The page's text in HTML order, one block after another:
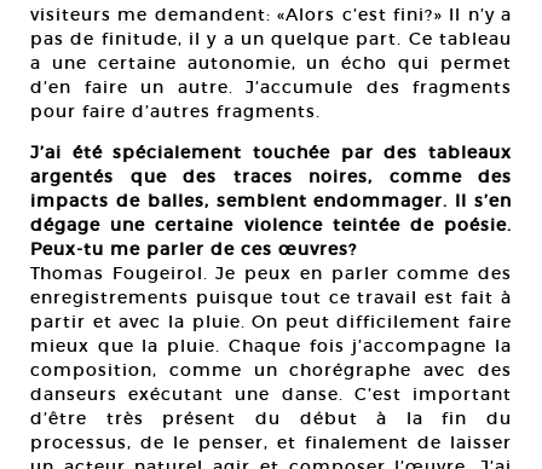
visiteurs me demandent: «Alors c’est fini?» Il n’y a
pas de finitude, il y a un quelque part. Ce tableau
a une certaine autonomie, un écho qui permet
d’en faire un autre. J’accumule des fragments
pour faire d’autres fragments.
J’ai été spécialement touchée par des tableaux
argentés que des traces noires, comme des
impacts de balles, semblent endommager. Il s’en
dégage une certaine violence teintée de poésie.
Peux-tu me parler de ces œuvres?
Thomas Fougeirol. Je peux en parler comme des
enregistrements puisque tout ce travail est fait à
partir et avec la pluie. On peut difficilement faire
mieux que la pluie. Chaque fois j’accompagne la
composition, comme un chorégraphe avec des
danseurs exécutant une danse. C’est important
d’être très présent du début à la fin du
processus, de le penser, et finalement de laisser